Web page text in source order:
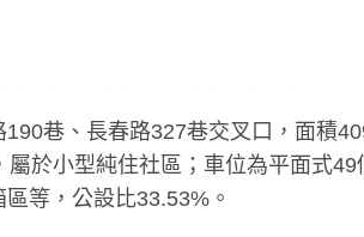
190巷、長春路327巷交叉口，面積
於小型純住社區；車位為平面式
等，公設比33.53%。